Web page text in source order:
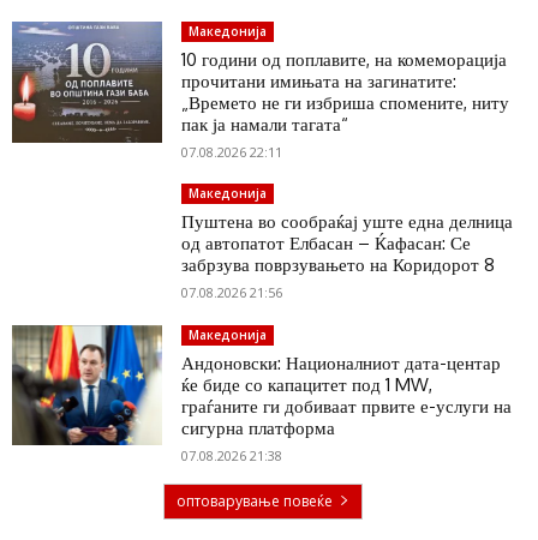
Македонија
10 години од поплавите, на комеморација
прочитани имињата на загинатите:
„Времето не ги избриша спомените, ниту
пак ја намали тагата“
07.08.2026 22:11
Македонија
Пуштена во сообраќај уште една делница
од автопатот Елбасан – Ќафасан: Се
забрзува поврзувањето на Коридорот 8
07.08.2026 21:56
Македонија
Андоновски: Националниот дата-центар
ќе биде со капацитет под 1 MW,
граѓаните ги добиваат првите е-услуги на
сигурна платформа
07.08.2026 21:38
оптоварување повеќе